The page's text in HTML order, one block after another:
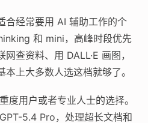
经常要用 AI 辅助工作的个
和 mini，高峰时段优先
查资料、用 DALL·E 画图，
上大多数人选这档就够了。
用户或者专业人士的选择。
5.4 Pro，处理超长文档和